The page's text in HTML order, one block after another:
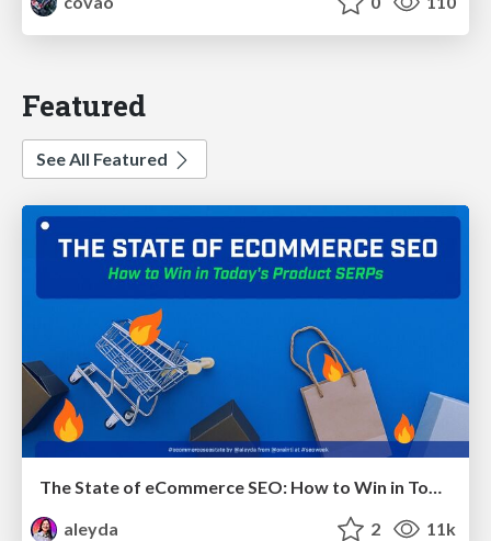
Featured
See All Featured
aleyda
2 11k